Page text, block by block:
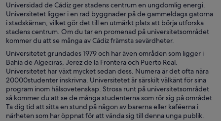
Universidad de Cádiz ger stadens centrum en ungdomlig energi.
Universitetet ligger i en rad byggnader på de gammeldags gatorna
i stadskärnan, vilket gör det till en utmärkt plats att börja utforska
stadens centrum. Om du tar en promenad på universitetsområdet
kommer du att se många av Cádiz främsta sevärdheter.
Universitetet grundades 1979 och har även områden som ligger i
Bahía de Algeciras, Jerez de la Frontera och Puerto Real.
Universitetet har växt mycket sedan dess. Numera är det ofta nära
20000studenter inskrivna. Universitetet är särskilt välkänt för sina
program inom hälsovetenskap. Strosa runt på universitetsområdet
så kommer du att se de många studenterna som rör sig på området.
Ta dig tid att sitta en stund på någon av barerna eller kaféerna i
närheten som har öppnat för att vända sig till denna unga publik.